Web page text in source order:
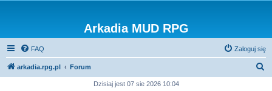
Arkadia MUD RPG
FAQ Zaloguj się
arkadia.rpg.pl Forum
Dzisiaj jest 07 sie 2026 10:04